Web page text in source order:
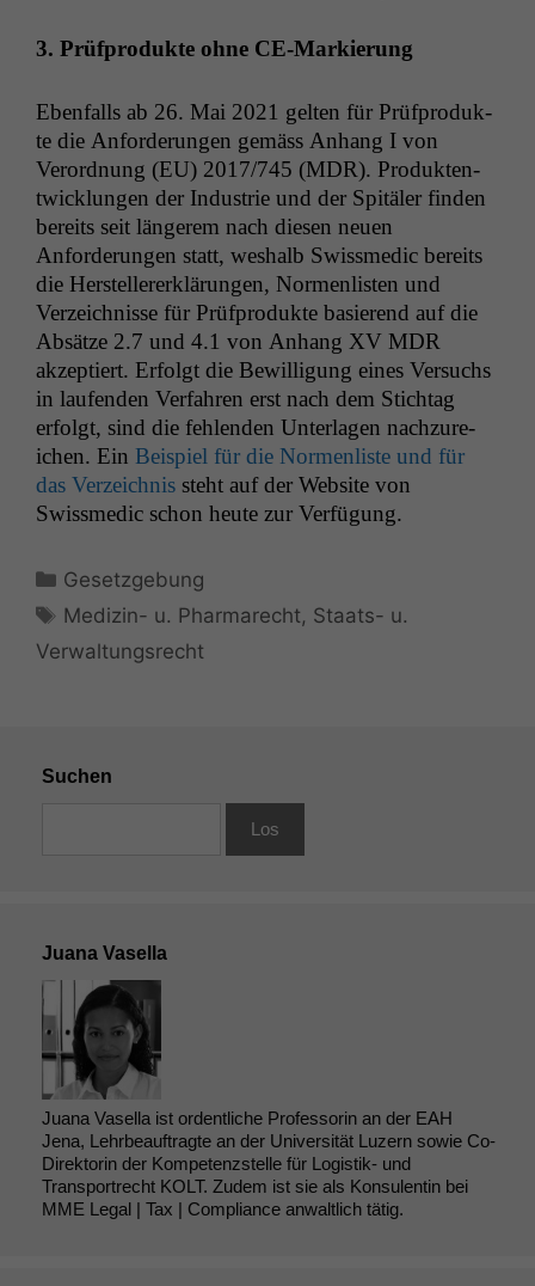
3. Prüf­pro­duk­te ohne CE-Markierung
Eben­falls ab 26. Mai 2021 gel­ten für Prüf­pro­duk­
te die Anforderun­gen gemäss Anhang I von
Verord­nung (EU) 2017/745 (MDR). Pro­duk­ten­
twick­lun­gen der Indus­trie und der Spitäler find­en
bere­its seit län­gerem nach diesen neuen
Anforderun­gen statt, weshalb Swissmedic bere­its
die Her­stellererk­lärun­gen, Nor­men­lis­ten und
Verze­ich­nisse für Prüf­pro­duk­te basierend auf die
Absätze 2.7 und 4.1 von Anhang XV MDR
akzep­tiert. Erfol­gt die Bewil­li­gung eines Ver­suchs
in laufend­en Ver­fahren erst nach dem Stich­tag
erfol­gt, sind die fehlen­den Unter­la­gen nachzure­
ichen. Ein Beispiel für die Nor­men­liste und für
das Verze­ich­nis ste­ht auf der Web­site von
Swissmedic schon heute zur Verfügung.
Kategorien
Gesetzgebung
Schlagwörter
Medizin- u. Pharmarecht, Staats- u.
Verwaltungsrecht
Suchen
Juana Vasella
Juana Vasella ist ordentliche Professorin an der EAH
Jena, Lehrbeauftragte an der Universität Luzern sowie Co-
Direktorin der Kompetenzstelle für Logistik- und
Transportrecht KOLT. Zudem ist sie als Konsulentin bei
MME Legal | Tax | Compliance anwaltlich tätig.